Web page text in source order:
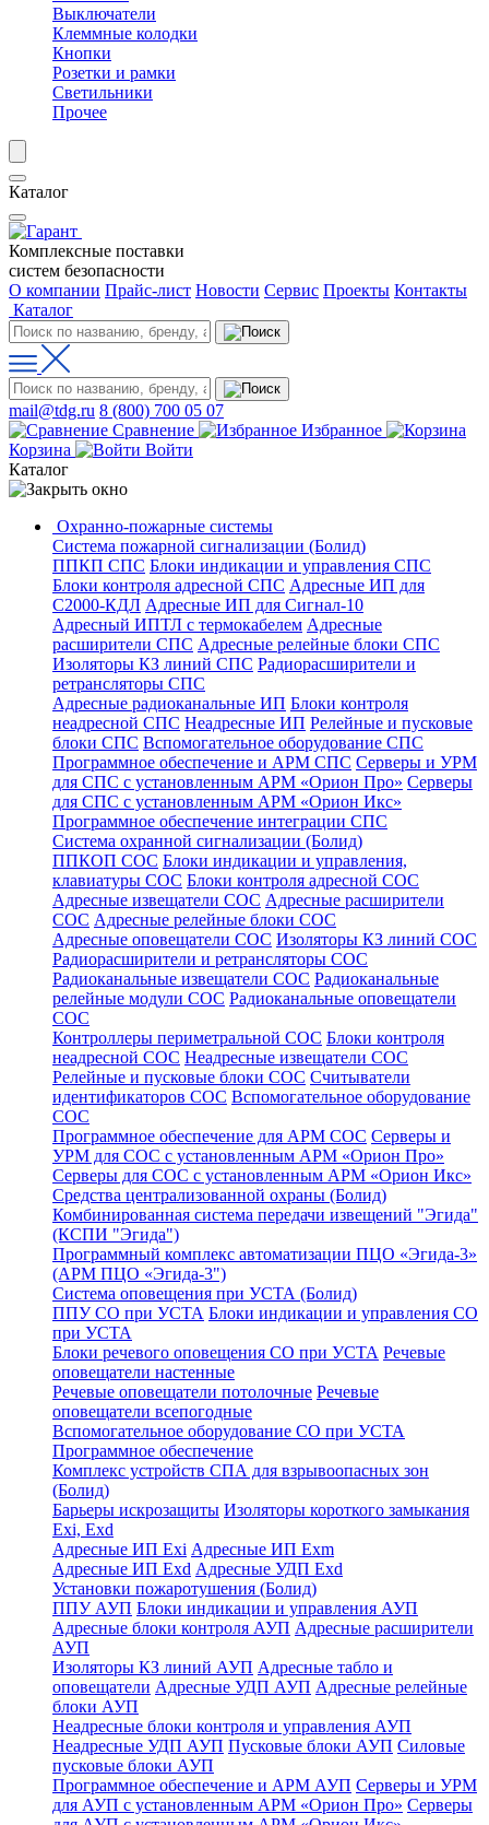
Выключатели
Клеммные колодки
Кнопки
Розетки и рамки
Светильники
Прочее
Каталог
Комплексные поставки
систем безопасности
О компании Прайс-лист Новости Сервис Проекты Контакты
Каталог
mail@tdg.ru 8 (800) 700 05 07
Сравнение
Избранное
Корзина
Войти
Каталог
Охранно-пожарные системы
Система пожарной сигнализации (Болид)
ППКП СПС Блоки индикации и управления СПС
Блоки контроля адресной СПС Адресные ИП для
С2000-КДЛ Адресные ИП для Сигнал-10
Адресный ИПТЛ с термокабелем Адресные
расширители СПС Адресные релейные блоки СПС
Изоляторы КЗ линий СПС Радиорасширители и
ретрансляторы СПС
Адресные радиоканальные ИП Блоки контроля
неадресной СПС Неадресные ИП Релейные и пусковые
блоки СПС Вспомогательное оборудование СПС
Программное обеспечение и АРМ СПС Серверы и УРМ
для СПС с установленным АРМ «Орион Про» Серверы
для СПС с установленным АРМ «Орион Икс»
Программное обеспечение интеграции СПС
Система охранной сигнализации (Болид)
ППКОП СОС Блоки индикации и управления,
клавиатуры СОС Блоки контроля адресной СОС
Адресные извещатели СОС Адресные расширители
СОС Адресные релейные блоки СОС
Адресные оповещатели СОС Изоляторы КЗ линий СОС
Радиорасширители и ретрансляторы СОС
Радиоканальные извещатели СОС Радиоканальные
релейные модули СОС Радиоканальные оповещатели
СОС
Контроллеры периметральной СОС Блоки контроля
неадресной СОС Неадресные извещатели СОС
Релейные и пусковые блоки СОС Считыватели
идентификаторов СОС Вспомогательное оборудование
СОС
Программное обеспечение для АРМ СОС Серверы и
УРМ для СОС с установленным АРМ «Орион Про»
Серверы для СОС с установленным АРМ «Орион Икс»
Средства централизованной охраны (Болид)
Комбинированная система передачи извещений "Эгида"
(КСПИ "Эгида")
Программный комплекс автоматизации ПЦО «Эгида-3»
(АРМ ПЦО «Эгида-3")
Система оповещения при УСТА (Болид)
ППУ СО при УСТА Блоки индикации и управления СО
при УСТА
Блоки речевого оповещения СО при УСТА Речевые
оповещатели настенные
Речевые оповещатели потолочные Речевые
оповещатели всепогодные
Вспомогательное оборудование СО при УСТА
Программное обеспечение
Комплекс устройств СПА для взрывоопасных зон
(Болид)
Барьеры искрозащиты Изоляторы короткого замыкания
Exi, Exd
Адресные ИП Exi Адресные ИП Exm
Адресные ИП Exd Адресные УДП Exd
Установки пожаротушения (Болид)
ППУ АУП Блоки индикации и управления АУП
Адресные блоки контроля АУП Адресные расширители
АУП
Изоляторы КЗ линий АУП Адресные табло и
оповещатели Адресные УДП АУП Адресные релейные
блоки АУП
Неадресные блоки контроля и управления АУП
Неадресные УДП АУП Пусковые блоки АУП Силовые
пусковые блоки АУП
Программное обеспечение и АРМ АУП Серверы и УРМ
для АУП с установленным АРМ «Орион Про» Серверы